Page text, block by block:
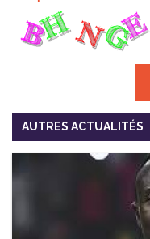
AUTRES ACTUALITÉS